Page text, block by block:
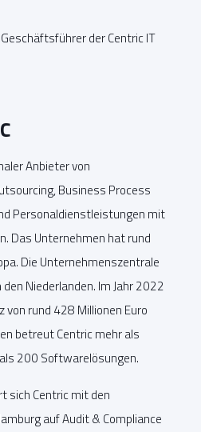
der Centric IT
Anbieter von
Business Process
Personaldienstleistungen mit
Das Unternehmen hat rund
Die Unternehmenszentrale
Niederlanden. Im Jahr 2022
von rund 428 Millionen Euro
betreut Centric mehr als
200 Softwarelösungen.
sich Centric mit den
auf Audit & Compliance